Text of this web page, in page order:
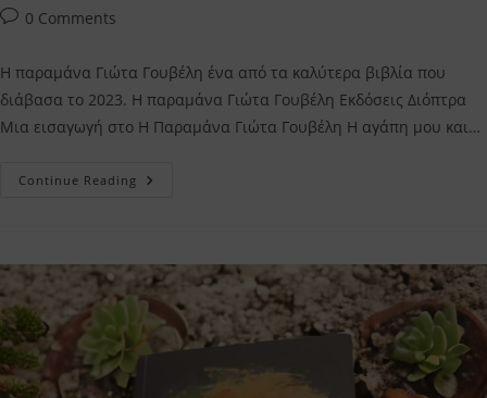
Post0 Comments
Η παραμάνα Γιώτα Γουβέλη ένα από τα καλύτερα βιβλία που
διάβασα το 2023. Η παραμάνα Γιώτα Γουβέλη Εκδόσεις Διόπτρα
Μια εισαγωγή στο Η Παραμάνα Γιώτα Γουβέλη Η αγάπη μου και…
Continue Reading Η
Κριτική
Μου